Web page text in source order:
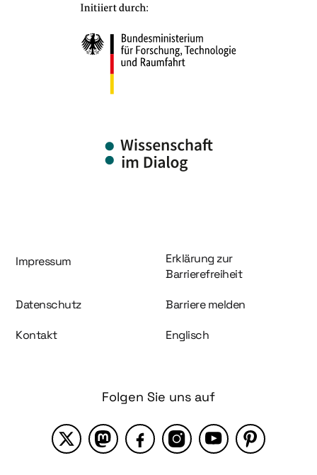
Information und Service
Impressum
Erklärung zur
Barrierefreiheit
Datenschutz Barriere melden
Kontakt Englisch
Folgen Sie uns auf